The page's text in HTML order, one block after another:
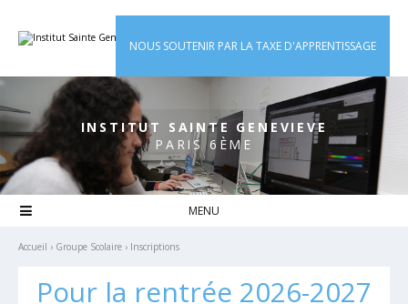
contenu.
la
INSTITUT SAINTE GENEVIEVE
PARIS 6ÈME
NOUS SOUTENIR PAR LA TAXE D'APPRENTISSAGE

Accueil › Groupe Scolaire › Inscriptions
Pour la rentrée 2026-2027